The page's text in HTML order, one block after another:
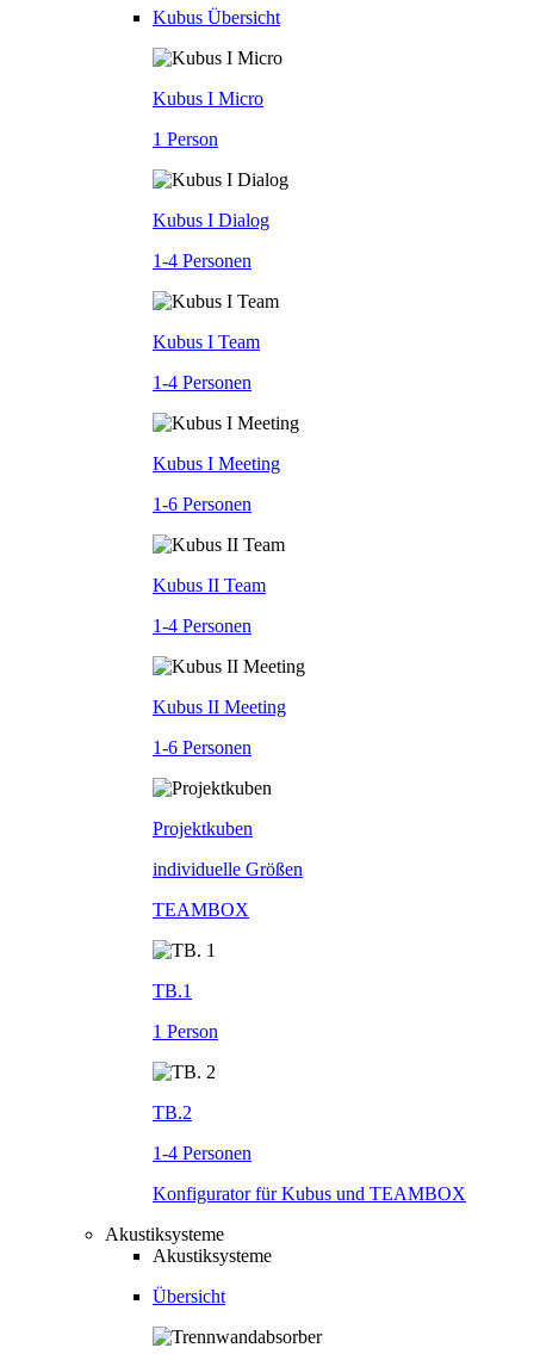
Kubus Übersicht
Kubus I Micro
1 Person
Kubus I Dialog
1-4 Personen
Kubus I Team
1-4 Personen
Kubus I Meeting
1-6 Personen
Kubus II Team
1-4 Personen
Kubus II Meeting
1-6 Personen
Projektkuben
individuelle Größen
TEAMBOX
TB.1
1 Person
TB.2
1-4 Personen
Konfigurator für Kubus und TEAMBOX
Akustiksysteme
Akustiksysteme
Übersicht